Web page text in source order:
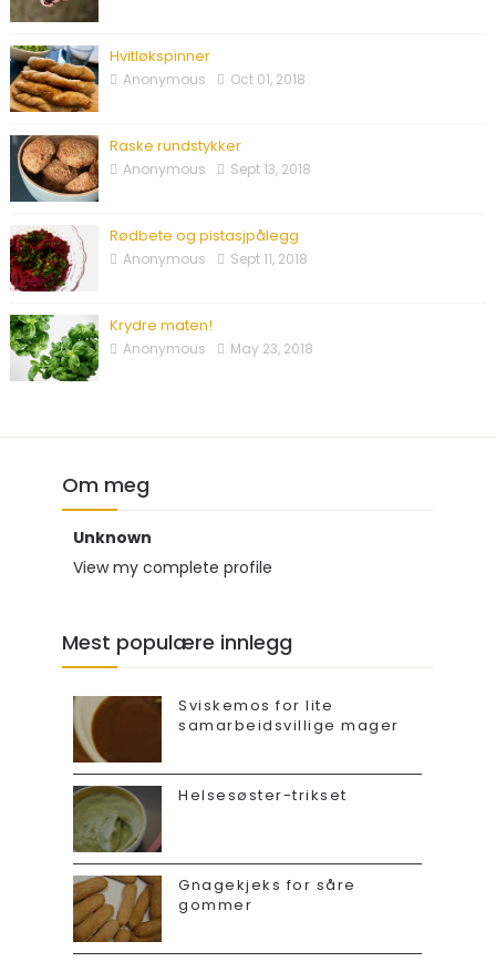
Hvitløkspinner
Anonymous Oct 01, 2018
Raske rundstykker
Anonymous Sept 13, 2018
Rødbete og pistasjpålegg
Anonymous Sept 11, 2018
Krydre maten!
Anonymous May 23, 2018
Om meg
Unknown
View my complete profile
Mest populære innlegg
Sviskemos for lite
samarbeidsvillige mager
Helsesøster-trikset
Gnagekjeks for såre
gommer